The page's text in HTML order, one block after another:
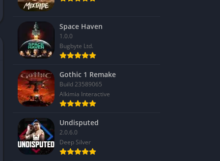
Space Haven
1.0.0
Bugbyte Ltd.
Gothic 1 Remake
Build 23589065
Alkimia Interactive
Undisputed
2.0.6.0
Deep Silver